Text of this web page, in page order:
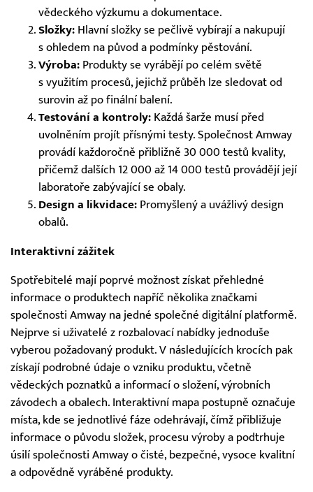
vědeckého výzkumu a dokumentace.
Složky: Hlavní složky se pečlivě vybírají a nakupují
s ohledem na původ a podmínky pěstování.
Výroba: Produkty se vyrábějí po celém světě
s využitím procesů, jejichž průběh lze sledovat od
surovin až po finální balení.
Testování a kontroly: Každá šarže musí před
uvolněním projít přísnými testy. Společnost Amway
provádí každoročně přibližně 30 000 testů kvality,
přičemž dalších 12 000 až 14 000 testů provádějí její
laboratoře zabývající se obaly.
Design a likvidace: Promyšlený a uvážlivý design
obalů.
Interaktivní zážitek
Spotřebitelé mají poprvé možnost získat přehledné
informace o produktech napříč několika značkami
společnosti Amway na jedné společné digitální platformě.
Nejprve si uživatelé z rozbalovací nabídky jednoduše
vyberou požadovaný produkt. V následujících krocích pak
získají podrobné údaje o vzniku produktu, včetně
vědeckých poznatků a informací o složení, výrobních
závodech a obalech. Interaktivní mapa postupně označuje
místa, kde se jednotlivé fáze odehrávají, čímž přibližuje
informace o původu složek, procesu výroby a podtrhuje
úsilí společnosti Amway o čisté, bezpečné, vysoce kvalitní
a odpovědně vyráběné produkty.